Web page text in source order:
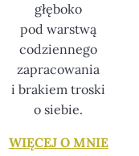
głęboko
pod warstwą
codziennego
zapracowania
i brakiem troski
o siebie.
WIĘCEJ O MNIE